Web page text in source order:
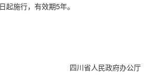
起施行，有效期5年。
四川省人民政府办公厅